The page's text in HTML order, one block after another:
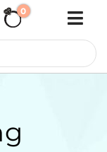
€ 0,00
0